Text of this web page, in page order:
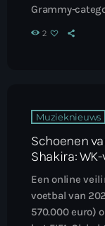
Grammy-
2
Muzieknieuws
Schoenen
Shakira:
Een online
voetbal van
570.000 euro)